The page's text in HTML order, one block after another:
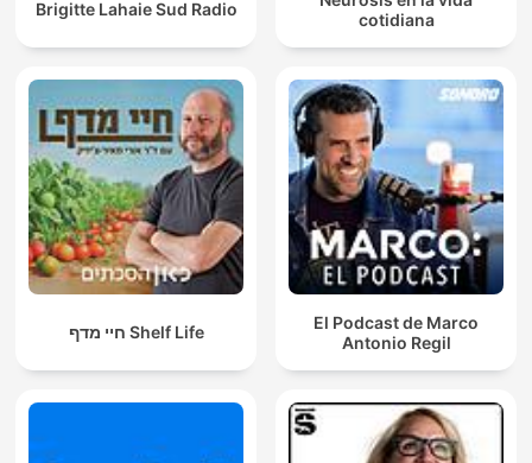
Brigitte Lahaie Sud Radio
cotidiana
חיי מדף Shelf Life
El Podcast de Marco
Antonio Regil